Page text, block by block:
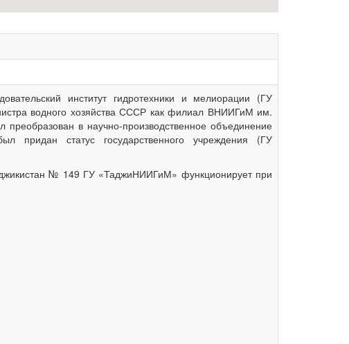
институт гидротехники и мелиорации (ГУ
водного хозяйства СССР как филиал ВНИИГиМ им.
в научно-производственное объединение
статус государственного учреждения (ГУ
№ 149 ГУ «ТаджиНИИГиМ» функционирует при